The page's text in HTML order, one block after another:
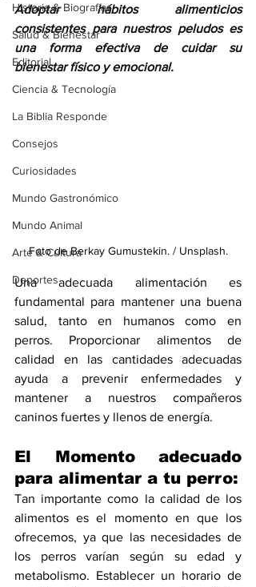
Historia & Biografías
Salud & Bienestar
Editorial
Ciencia & Tecnología
La Biblia Responde
Consejos
Curiosidades
Mundo Gastronómico
Mundo Animal
Arte & Cultura
Deportes
Adoptar hábitos alimenticios
consistentes para nuestros peludos es
una forma efectiva de cuidar su
bienestar físico y emocional.
Foto de Berkay Gumustekin. / Unsplash.
Una adecuada alimentación es
fundamental para mantener una buena
salud, tanto en humanos como en
perros. Proporcionar alimentos de
calidad en las cantidades adecuadas
ayuda a prevenir enfermedades y
mantener a nuestros compañeros
caninos fuertes y llenos de energía.
El Momento adecuado
para alimentar a tu perro:
Tan importante como la calidad de los
alimentos es el momento en que los
ofrecemos, ya que las necesidades de
los perros varían según su edad y
metabolismo. Establecer un horario de